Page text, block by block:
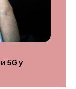
5G у